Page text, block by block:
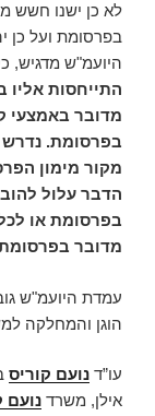
לא כן ישנו חשש
בפרסומת ועל כן
היועמ"ש מדגיש,
התייחסות אליו
מדובר באמצעי
בפרסומת. נדרש
מקור מימון
הדבר עלול
בפרסומת או
מדובר
עמדת היועמ"ש
הוגן והמחלקה
עו”ד נועם קוריס
אילן, משרד נועם